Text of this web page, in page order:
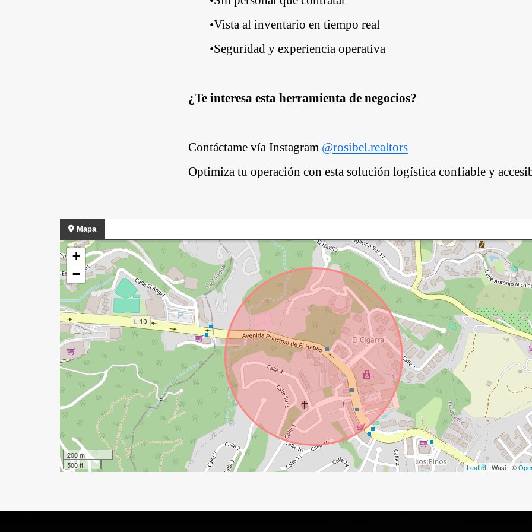
•Vista al inventario en tiempo real
•Seguridad y experiencia operativa
¿Te interesa esta herramienta de negocios?
Contáctame vía Instagram @rosibel.realtors
Optimiza tu operación con esta solución logística confiable y
Mapa
+
−
200 m
500 ft
Leaflet| Wasi - ©